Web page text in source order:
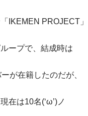
IKEMEN PROJECT」
ープで、結成時は
が在籍したのだが、
在は10名(‘ω’)ノ